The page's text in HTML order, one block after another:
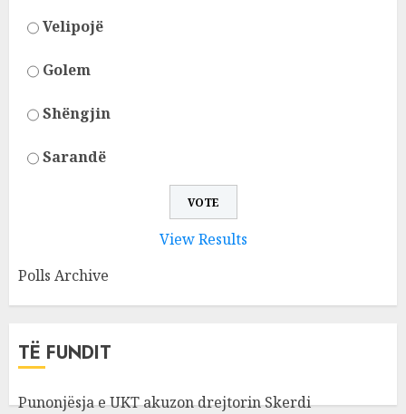
Velipojë
Golem
Shëngjin
Sarandë
View Results
Polls Archive
TË FUNDIT
Punonjësja e UKT akuzon drejtorin Skerdi